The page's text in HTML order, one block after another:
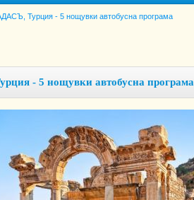
Турция - 5 нощувки автобусна програма
- 5 нощувки автобусна програма